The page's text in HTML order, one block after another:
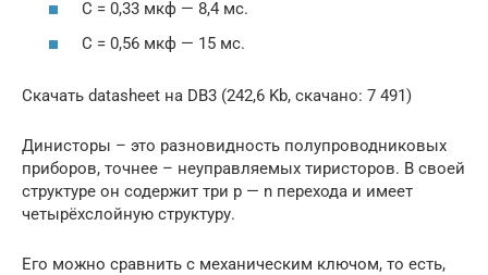
С = 0,33 мкф — 8,4 мс.
С = 0,56 мкф — 15 мс.
Скачать datasheet на DB3 (242,6 Kb, скачано: 7 491)
Динисторы – это разновидность полупроводниковых
приборов, точнее – неуправляемых тиристоров. В своей
структуре он содержит три p — n перехода и имеет
четырёхслойную структуру.
Его можно сравнить с механическим ключом, то есть,